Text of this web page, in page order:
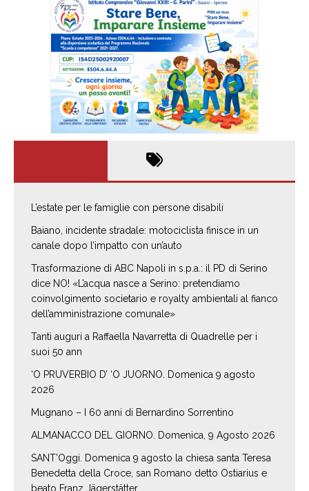
L’estate per le famiglie con persone disabili
Baiano, incidente stradale: motociclista finisce in un
canale dopo l’impatto con un’auto
Trasformazione di ABC Napoli in s.p.a.: il PD di Serino
dice NO! «L’acqua nasce a Serino: pretendiamo
coinvolgimento societario e royalty ambientali al fianco
dell’amministrazione comunale»
Tanti auguri a Raffaella Navarretta di Quadrelle per i
suoi 50 ann
‘O PRUVERBIO D’ ‘O JUORNO. Domenica 9 agosto
2026
Mugnano – I 60 anni di Bernardino Sorrentino
ALMANACCO DEL GIORNO. Domenica, 9 Agosto 2026
SANT’Oggi. Domenica 9 agosto la chiesa santa Teresa
Benedetta della Croce, san Romano detto Ostiarius e
beato Franz Jägerstätter